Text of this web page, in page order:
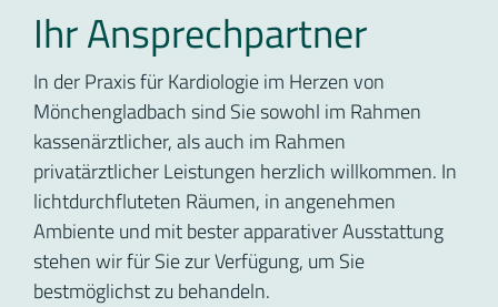
Ihr Ansprechpartner
In der Praxis für Kardiologie im Herzen von
Mönchengladbach sind Sie sowohl im Rahmen
kassenärztlicher, als auch im Rahmen
privatärztlicher Leistungen herzlich willkommen. In
lichtdurchfluteten Räumen, in angenehmen
Ambiente und mit bester apparativer Ausstattung
stehen wir für Sie zur Verfügung, um Sie
bestmöglichst zu behandeln.